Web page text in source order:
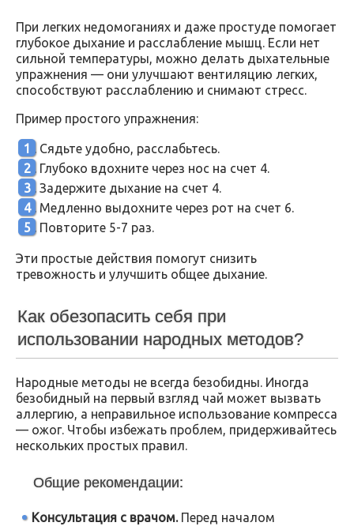
При легких недомоганиях и даже простуде помогает
глубокое дыхание и расслабление мышц. Если нет
сильной температуры, можно делать дыхательные
упражнения — они улучшают вентиляцию легких,
способствуют расслаблению и снимают стресс.
Пример простого упражнения:
Сядьте удобно, расслабьтесь.
Глубоко вдохните через нос на счет 4.
Задержите дыхание на счет 4.
Медленно выдохните через рот на счет 6.
Повторите 5-7 раз.
Эти простые действия помогут снизить
тревожность и улучшить общее дыхание.
Как обезопасить себя при
использовании народных методов?
Народные методы не всегда безобидны. Иногда
безобидный на первый взгляд чай может вызвать
аллергию, а неправильное использование компресса
— ожог. Чтобы избежать проблем, придерживайтесь
нескольких простых правил.
Общие рекомендации:
Консультация с врачом.Перед началом